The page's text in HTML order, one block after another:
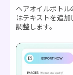
ヘアオイルボト
はテキストを追
調整します。